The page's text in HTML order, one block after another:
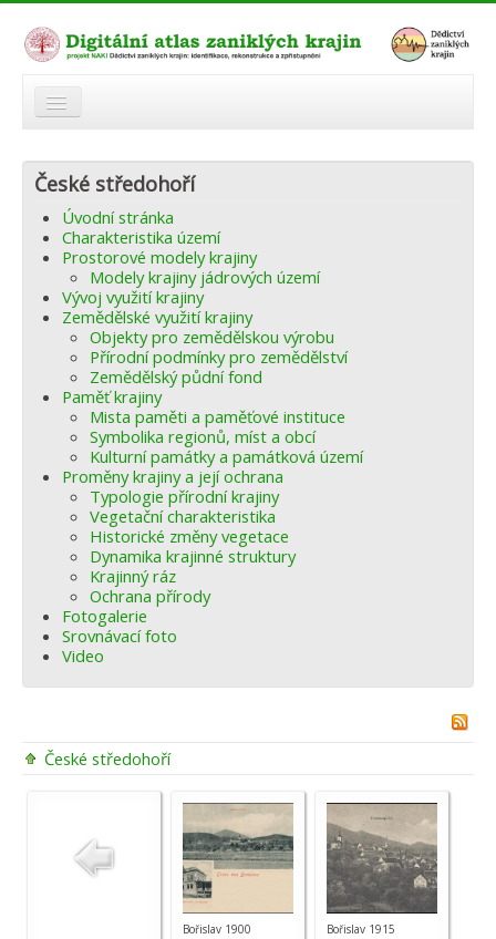
Modelová území
Zaniklé krajiny
Odkazy
Fórum
Autoři
České středohoří
Úvodní stránka
Charakteristika území
Prostorové modely krajiny
Modely krajiny jádrových území
Vývoj využití krajiny
Zemědělské využití krajiny
Objekty pro zemědělskou výrobu
Přírodní podmínky pro zemědělství
Zemědělský půdní fond
Paměť krajiny
Mista paměti a paměťové instituce
Symbolika regionů, míst a obcí
Kulturní památky a památková území
Proměny krajiny a její ochrana
Typologie přírodní krajiny
Vegetační charakteristika
Historické změny vegetace
Dynamika krajinné struktury
Krajinný ráz
Ochrana přírody
Fotogalerie
Srovnávací foto
Video
České středohoří
Bořislav 1900 Bořislav 1915